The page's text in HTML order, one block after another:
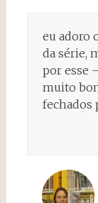
eu adoro
da série,
por esse
muito
fechados